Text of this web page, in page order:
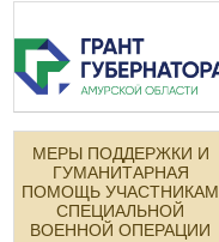
МЕРЫ ПОДДЕРЖКИ И
ГУМАНИТАРНАЯ
ПОМОЩЬ УЧАСТНИКАМ
СПЕЦИАЛЬНОЙ
ВОЕННОЙ ОПЕРАЦИИ